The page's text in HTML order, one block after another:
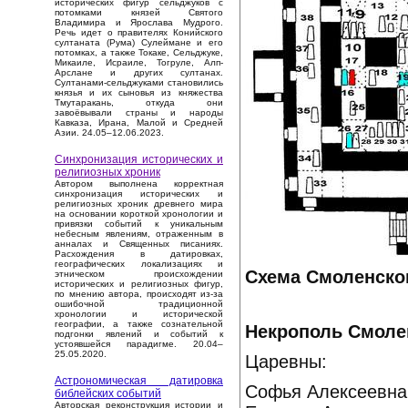
исторических фигур сельджуков с
потомками князей Святого
Владимира и Ярослава Мудрого.
Речь идет о правителях Конийского
султаната (Рума) Сулеймане и его
потомках, а также Токаке, Сельджуке,
Микаиле, Исраиле, Тогруле, Алп-
Арслане и других султанах.
Султанами-сельджуками становились
князья и их сыновья из княжества
Тмутаракань, откуда они
завоёвывали страны и народы
Кавказа, Ирана, Малой и Средней
Азии. 24.05–12.06.2023.
Синхронизация исторических и
религиозных хроник
Автором выполнена корректная
синхронизация исторических и
религиозных хроник древнего мира
на основании короткой хронологии и
привязки событий к уникальным
небесным явлениям, отраженным в
анналах и Священных писаниях.
Расхождения в датировках,
географических локализациях и
этническом происхождении
исторических и религиозных фигур,
по мнению автора, происходят из-за
ошибочной традиционной
хронологии и исторической
географии, а также сознательной
подгонки явлений и событий к
устоявшейся парадигме. 20.04–
25.05.2020.
Астрономическая датировка
библейских событий
Авторская реконструкция истории и
Схема
Некрополь
Царевны:
Софья